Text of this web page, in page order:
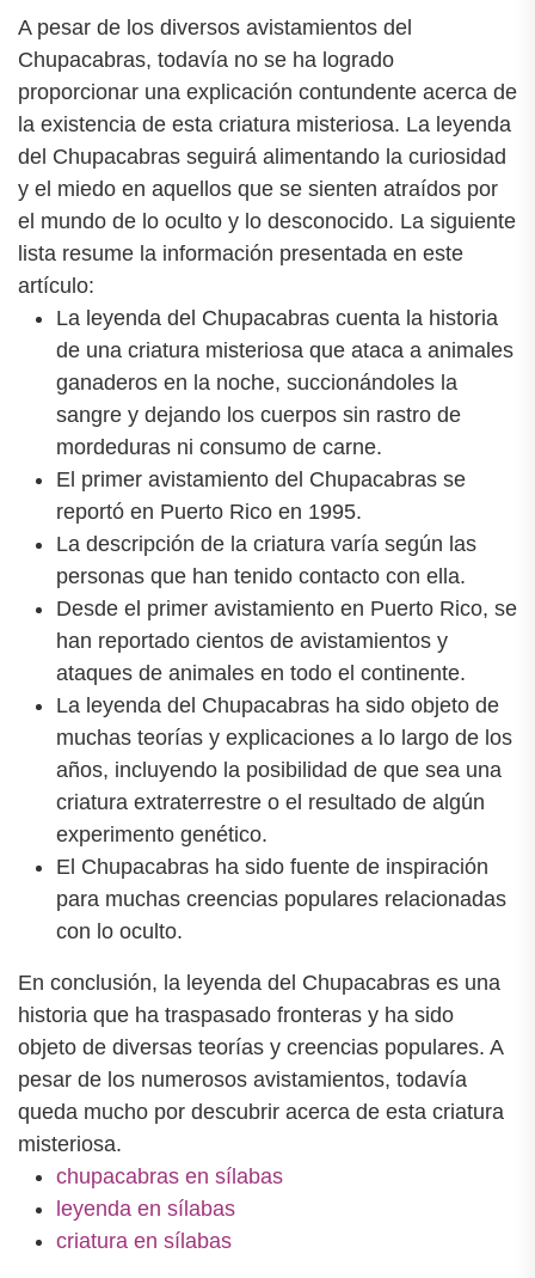
A pesar de los diversos avistamientos del
Chupacabras, todavía no se ha logrado
proporcionar una explicación contundente acerca de
la existencia de esta criatura misteriosa. La leyenda
del Chupacabras seguirá alimentando la curiosidad
y el miedo en aquellos que se sienten atraídos por
el mundo de lo oculto y lo desconocido. La siguiente
lista resume la información presentada en este
artículo:
La leyenda del Chupacabras cuenta la historia
de una criatura misteriosa que ataca a animales
ganaderos en la noche, succionándoles la
sangre y dejando los cuerpos sin rastro de
mordeduras ni consumo de carne.
El primer avistamiento del Chupacabras se
reportó en Puerto Rico en 1995.
La descripción de la criatura varía según las
personas que han tenido contacto con ella.
Desde el primer avistamiento en Puerto Rico, se
han reportado cientos de avistamientos y
ataques de animales en todo el continente.
La leyenda del Chupacabras ha sido objeto de
muchas teorías y explicaciones a lo largo de los
años, incluyendo la posibilidad de que sea una
criatura extraterrestre o el resultado de algún
experimento genético.
El Chupacabras ha sido fuente de inspiración
para muchas creencias populares relacionadas
con lo oculto.
En conclusión, la leyenda del Chupacabras es una
historia que ha traspasado fronteras y ha sido
objeto de diversas teorías y creencias populares. A
pesar de los numerosos avistamientos, todavía
queda mucho por descubrir acerca de esta criatura
misteriosa.
chupacabras en sílabas
leyenda en sílabas
criatura en sílabas